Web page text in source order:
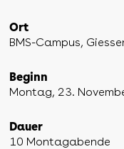
Ort
BMS-Campus,
Beginn
Montag, 23.
Dauer
10 Montagabende